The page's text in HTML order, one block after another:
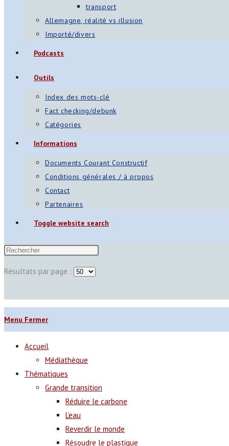
transport
Allemagne, réalité vs illusion
Importé/divers
Podcasts
Outils
Index des mots-clé
Fact checking/debunk
Catégories
Informations
Documents Courant Constructif
Conditions générales / à propos
Contact
Partenaires
Toggle website search
Résultats par page :
Menu Fermer
Accueil
Médiathèque
Thématiques
Grande transition
Réduire le carbone
L’eau
Reverdir le monde
Résoudre le plastique